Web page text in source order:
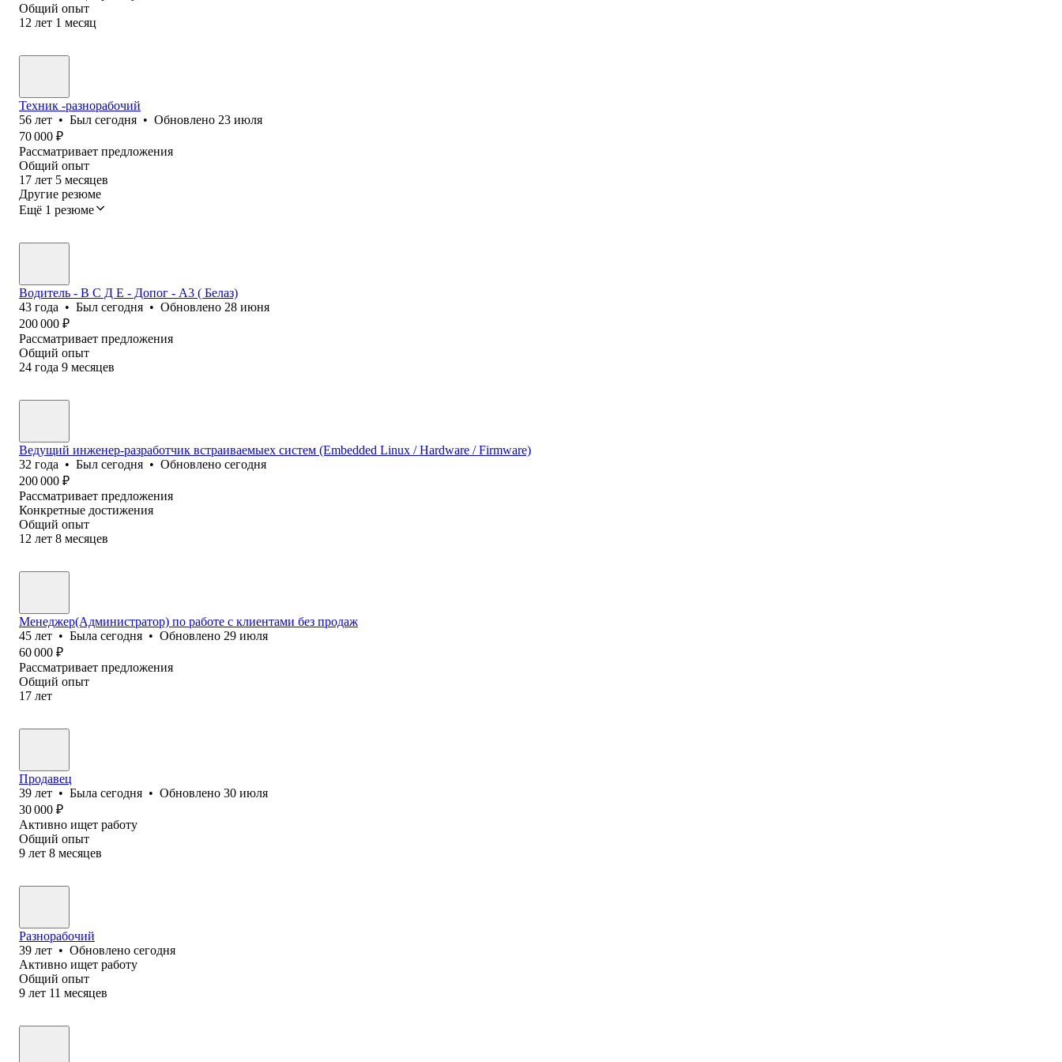
Общий опыт
12 лет 1 месяц
Техник -разнорабочий
56 лет • Был сегодня • Обновлено 23 июля
70 000 ₽
Рассматривает предложения
Общий опыт
17 лет 5 месяцев
Другие резюме
Ещё 1 резюме
Водитель - В С Д Е - Допог - А3 ( Белаз)
43 года • Был сегодня • Обновлено 28 июня
200 000 ₽
Рассматривает предложения
Общий опыт
24 года 9 месяцев
Ведущий инженер-разработчик встраиваемыех систем (Embedded Linux / Hardware / Firmware)
32 года • Был сегодня • Обновлено сегодня
200 000 ₽
Рассматривает предложения
Конкретные достижения
Общий опыт
12 лет 8 месяцев
Менеджер(Администратор) по работе с клиентами без продаж
45 лет • Была сегодня • Обновлено 29 июля
60 000 ₽
Рассматривает предложения
Общий опыт
17 лет
Продавец
39 лет • Была сегодня • Обновлено 30 июля
30 000 ₽
Активно ищет работу
Общий опыт
9 лет 8 месяцев
Разнорабочий
39 лет • Обновлено сегодня
Активно ищет работу
Общий опыт
9 лет 11 месяцев